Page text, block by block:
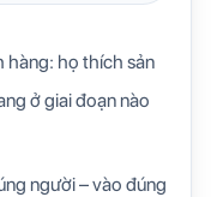
hàng: họ thích sản
ở giai đoạn nào
người – vào đúng